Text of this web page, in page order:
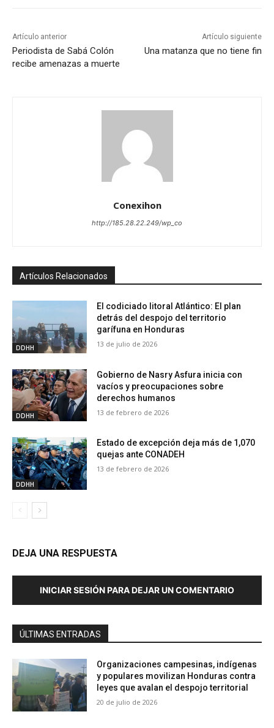
Artículo anterior
Periodista de Sabá Colón
recibe amenazas a muerte
Artículo siguiente
Una matanza que no tiene fin
Conexihon
http://185.28.22.249/wp_co
Artículos Relacionados
DDHH
El codiciado litoral Atlántico: El plan
detrás del despojo del territorio
garífuna en Honduras
13 de julio de 2026
DDHH
Gobierno de Nasry Asfura inicia con
vacíos y preocupaciones sobre
derechos humanos
13 de febrero de 2026
DDHH
Estado de excepción deja más de 1,070
quejas ante CONADEH
13 de febrero de 2026
DEJA UNA RESPUESTA
INICIAR SESIÓN PARA DEJAR UN COMENTARIO
ÚLTIMAS ENTRADAS
Organizaciones campesinas, indígenas
y populares movilizan Honduras contra
leyes que avalan el despojo territorial
20 de julio de 2026